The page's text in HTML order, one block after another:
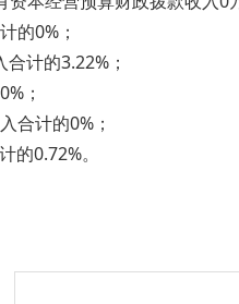
的0%；
计的3.22%；
；
计的0%；
0.72%。